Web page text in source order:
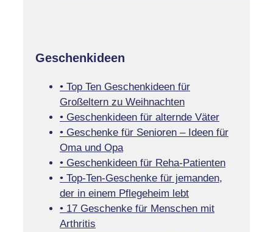
Geschenkideen
• Top Ten Geschenkideen für
Großeltern zu Weihnachten
• Geschenkideen für alternde Väter
• Geschenke für Senioren – Ideen für
Oma und Opa
• Geschenkideen für Reha-Patienten
• Top-Ten-Geschenke für jemanden,
der in einem Pflegeheim lebt
• 17 Geschenke für Menschen mit
Arthritis